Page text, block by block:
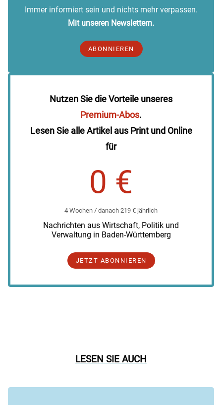
Immer informiert sein und nichts mehr verpassen.
Mit unseren Newslettern.
ABONNIEREN
Nutzen Sie die Vorteile unseres
Premium-Abos.
Lesen Sie alle Artikel aus Print und Online
für
0 €
4 Wochen / danach 219 € jährlich
Nachrichten aus Wirtschaft, Politik und
Verwaltung in Baden-Württemberg
JETZT ABONNIEREN
LESEN SIE AUCH